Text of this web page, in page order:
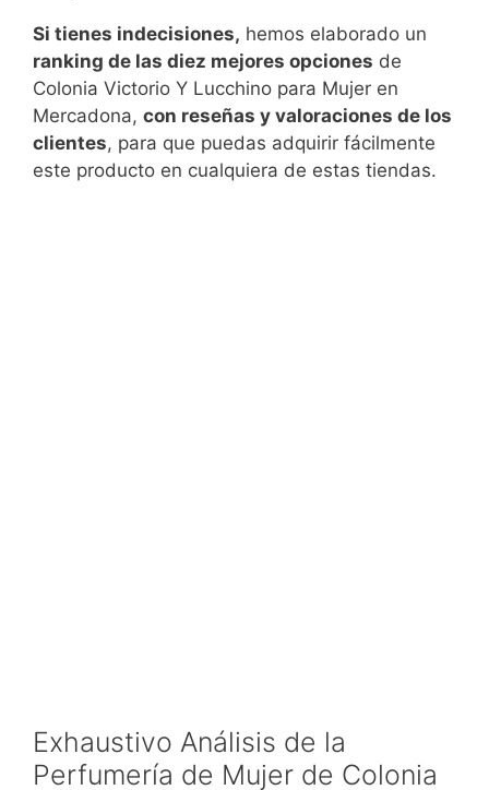
Si tienes indecisiones, hemos elaborado un
ranking de las diez mejores opciones de
Colonia Victorio Y Lucchino para Mujer en
Mercadona, con reseñas y valoraciones de los
clientes, para que puedas adquirir fácilmente
este producto en cualquiera de estas tiendas.
Exhaustivo Análisis de la
Perfumería de Mujer de Colonia